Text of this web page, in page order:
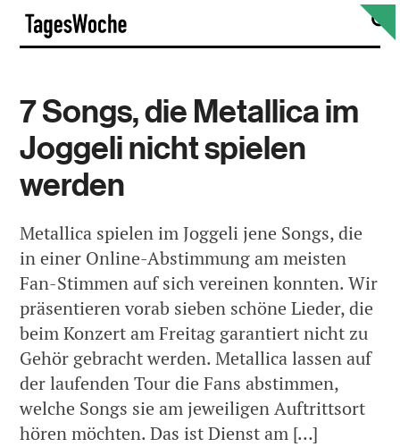
Skip
content
7 Songs, die Metallica im
Joggeli nicht spielen
werden
Metallica spielen im Joggeli jene Songs, die
in einer Online-Abstimmung am meisten
Fan-Stimmen auf sich vereinen konnten. Wir
präsentieren vorab sieben schöne Lieder, die
beim Konzert am Freitag garantiert nicht zu
Gehör gebracht werden. Metallica lassen auf
der laufenden Tour die Fans abstimmen,
welche Songs sie am jeweiligen Auftrittsort
hören möchten. Das ist Dienst am […]